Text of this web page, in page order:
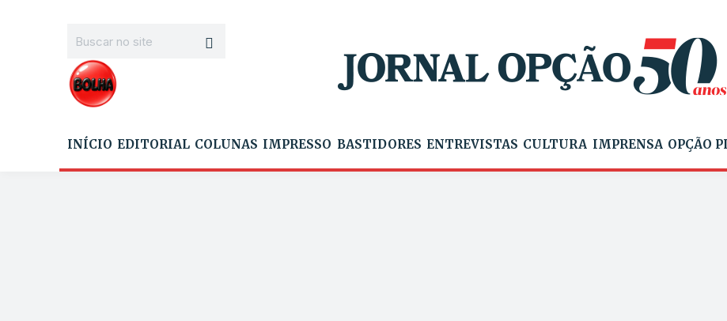
INÍCIO EDITORIAL COLUNAS IMPRESSO BASTIDORES ENTREVISTAS CULTURA IMPRENSA OPÇÃO